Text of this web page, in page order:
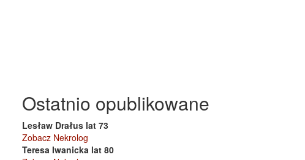
Ostatnio opublikowane
Lesław Drałus lat 73
Zobacz Nekrolog
Teresa Iwanicka lat 80